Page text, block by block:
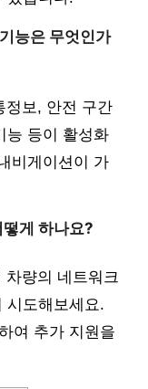
능은 무엇인가
정보, 안전 구간
능 등이 활성화
비게이션이 가
게 하나요?
량의 네트워크
시도해보세요.
여 추가 지원을